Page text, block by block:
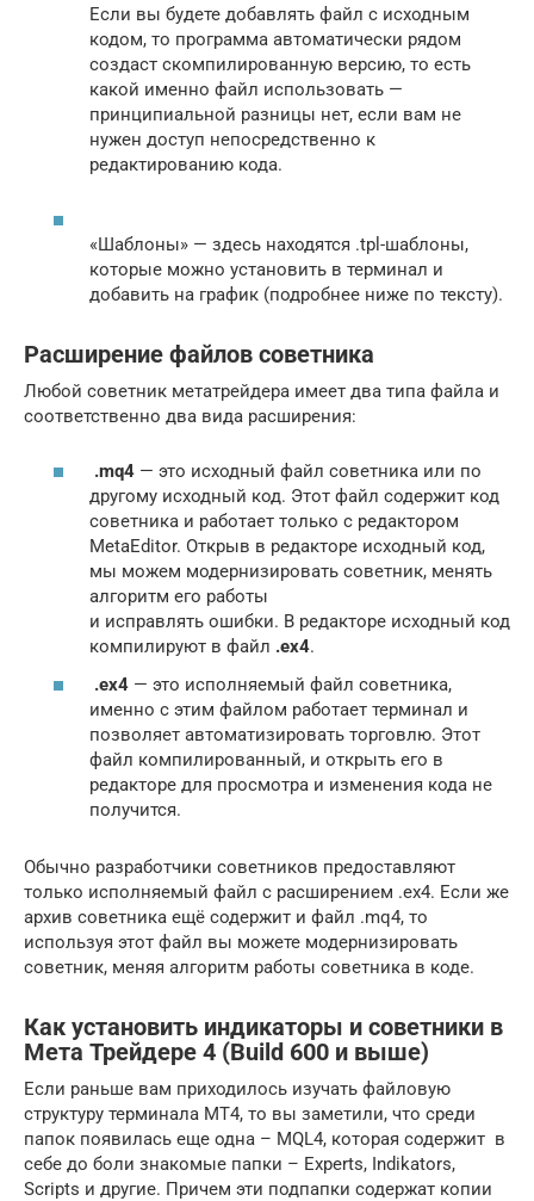
Если вы будете добавлять файл с исходным
кодом, то программа автоматически рядом
создаст скомпилированную версию, то есть
какой именно файл использовать —
принципиальной разницы нет, если вам не
нужен доступ непосредственно к
редактированию кода.
«Шаблоны» — здесь находятся .tpl-шаблоны,
которые можно установить в терминал и
добавить на график (подробнее ниже по тексту).
Расширение файлов советника
Любой советник метатрейдера имеет два типа файла и
соответственно два вида расширения:
.mq4 — это исходный файл советника или по
другому исходный код. Этот файл содержит код
советника и работает только с редактором
MetaEditor. Открыв в редакторе исходный код,
мы можем модернизировать советник, менять
алгоритм его работы
и исправлять ошибки. В редакторе исходный код
компилируют в файл .ex4.
.ex4 — это исполняемый файл советника,
именно с этим файлом работает терминал и
позволяет автоматизировать торговлю. Этот
файл компилированный, и открыть его в
редакторе для просмотра и изменения кода не
получится.
Обычно разработчики советников предоставляют
только исполняемый файл с расширением .ex4. Если же
архив советника ещё содержит и файл .mq4, то
используя этот файл вы можете модернизировать
советник, меняя алгоритм работы советника в коде.
Как установить индикаторы и советники в
Мета Трейдере 4 (Build 600 и выше)
Если раньше вам приходилось изучать файловую
структуру терминала МТ4, то вы заметили, что среди
папок появилась еще одна – MQL4, которая содержит в
себе до боли знакомые папки – Experts, Indikators,
Scripts и другие. Причем эти подпапки содержат копии